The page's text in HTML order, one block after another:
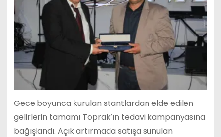
Gece boyunca kurulan stantlardan elde edilen
gelirlerin tamamı Toprak’ın tedavi kampanyasına
bağışlandı. Açık artırmada satışa sunulan